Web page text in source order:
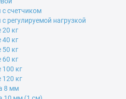
счетчиком
регулируемой нагрузкой
20 кг
40 кг
50 кг
60 кг
100 кг
120 кг
8 мм